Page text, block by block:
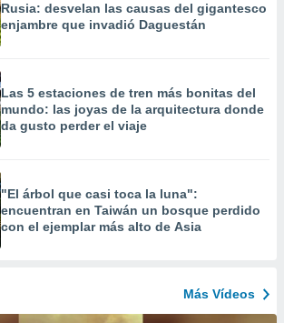
Rusia: desvelan las causas del gigantesco
enjambre que invadió Daguestán
Las 5 estaciones de tren más bonitas del
mundo: las joyas de la arquitectura donde
da gusto perder el viaje
"El árbol que casi toca la luna":
encuentran en Taiwán un bosque perdido
con el ejemplar más alto de Asia
Más Vídeos